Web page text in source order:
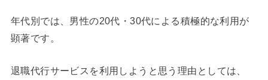
年代別では、男性の20代・30代による積極的な利用が
顕著です。
退職代行サービスを利用しようと思う理由としては、